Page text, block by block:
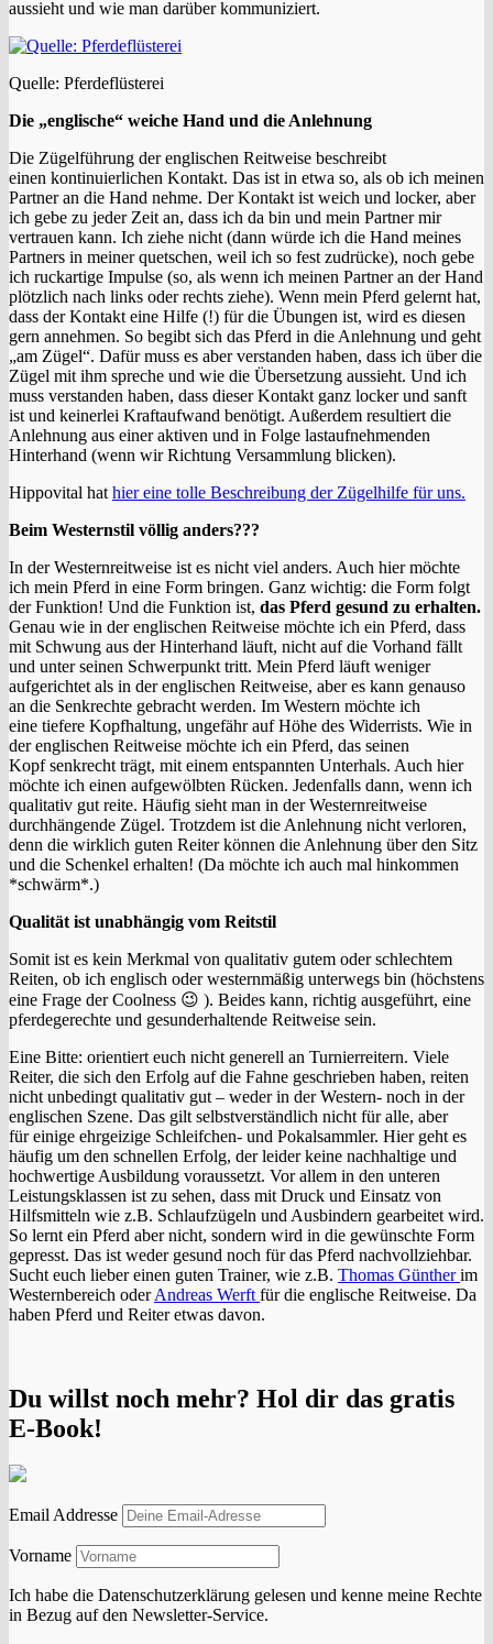
aussieht und wie man darüber kommuniziert.
Quelle: Pferdeflüsterei
Die „englische“ weiche Hand und die Anlehnung
Die Zügelführung der englischen Reitweise beschreibt
einen kontinuierlichen Kontakt. Das ist in etwa so, als ob ich meinen
Partner an die Hand nehme. Der Kontakt ist weich und locker, aber
ich gebe zu jeder Zeit an, dass ich da bin und mein Partner mir
vertrauen kann. Ich ziehe nicht (dann würde ich die Hand meines
Partners in meiner quetschen, weil ich so fest zudrücke), noch gebe
ich ruckartige Impulse (so, als wenn ich meinen Partner an der Hand
plötzlich nach links oder rechts ziehe). Wenn mein Pferd gelernt hat,
dass der Kontakt eine Hilfe (!) für die Übungen ist, wird es diesen
gern annehmen. So begibt sich das Pferd in die Anlehnung und geht
„am Zügel“. Dafür muss es aber verstanden haben, dass ich über die
Zügel mit ihm spreche und wie die Übersetzung aussieht. Und ich
muss verstanden haben, dass dieser Kontakt ganz locker und sanft
ist und keinerlei Kraftaufwand benötigt. Außerdem resultiert die
Anlehnung aus einer aktiven und in Folge lastaufnehmenden
Hinterhand (wenn wir Richtung Versammlung blicken).
Hippovital hat hier eine tolle Beschreibung der Zügelhilfe für uns.
Beim Westernstil völlig anders???
In der Westernreitweise ist es nicht viel anders. Auch hier möchte
ich mein Pferd in eine Form bringen. Ganz wichtig: die Form folgt
der Funktion! Und die Funktion ist, das Pferd gesund zu erhalten.
Genau wie in der englischen Reitweise möchte ich ein Pferd, dass
mit Schwung aus der Hinterhand läuft, nicht auf die Vorhand fällt
und unter seinen Schwerpunkt tritt. Mein Pferd läuft weniger
aufgerichtet als in der englischen Reitweise, aber es kann genauso
an die Senkrechte gebracht werden. Im Western möchte ich
eine tiefere Kopfhaltung, ungefähr auf Höhe des Widerrists. Wie in
der englischen Reitweise möchte ich ein Pferd, das seinen
Kopf senkrecht trägt, mit einem entspannten Unterhals. Auch hier
möchte ich einen aufgewölbten Rücken. Jedenfalls dann, wenn ich
qualitativ gut reite. Häufig sieht man in der Westernreitweise
durchhängende Zügel. Trotzdem ist die Anlehnung nicht verloren,
denn die wirklich guten Reiter können die Anlehnung über den Sitz
und die Schenkel erhalten! (Da möchte ich auch mal hinkommen
*schwärm*.)
Qualität ist unabhängig vom Reitstil
Somit ist es kein Merkmal von qualitativ gutem oder schlechtem
Reiten, ob ich englisch oder westernmäßig unterwegs bin (höchstens
eine Frage der Coolness 😉 ). Beides kann, richtig ausgeführt, eine
pferdegerechte und gesunderhaltende Reitweise sein.
Eine Bitte: orientiert euch nicht generell an Turnierreitern. Viele
Reiter, die sich den Erfolg auf die Fahne geschrieben haben, reiten
nicht unbedingt qualitativ gut – weder in der Western- noch in der
englischen Szene. Das gilt selbstverständlich nicht für alle, aber
für einige ehrgeizige Schleifchen- und Pokalsammler. Hier geht es
häufig um den schnellen Erfolg, der leider keine nachhaltige und
hochwertige Ausbildung voraussetzt. Vor allem in den unteren
Leistungsklassen ist zu sehen, dass mit Druck und Einsatz von
Hilfsmitteln wie z.B. Schlaufzügeln und Ausbindern gearbeitet wird.
So lernt ein Pferd aber nicht, sondern wird in die gewünschte Form
gepresst. Das ist weder gesund noch für das Pferd nachvollziehbar.
Sucht euch lieber einen guten Trainer, wie z.B. Thomas Güntherim
Westernbereich oderAndreas Werft für die englische Reitweise. Da
haben Pferd und Reiter etwas davon.
Du willst noch mehr? Hol dir das gratis
E-Book!
Email Addresse
Vorname
Ich habe die Datenschutzerklärung gelesen und kenne meine Rechte
in Bezug auf den Newsletter-Service.